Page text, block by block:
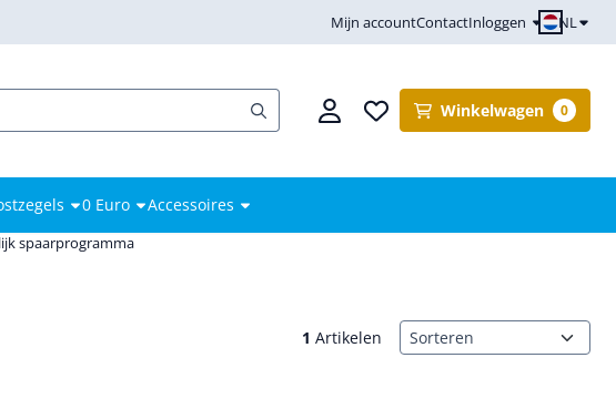
Mijn accountContactInloggen NL
Winkelwagen 0
0 Euro Accessoires
spaarprogramma
1 Artikelen Sorteermethode